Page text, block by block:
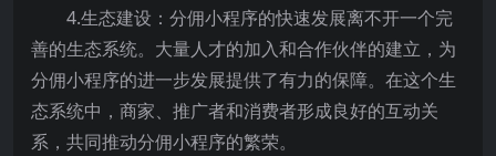
4.生态建设：分佣小程序的快速发展离不开一个完
善的生态系统。大量人才的加入和合作伙伴的建立，为
分佣小程序的进一步发展提供了有力的保障。在这个生
态系统中，商家、推广者和消费者形成良好的互动关
系，共同推动分佣小程序的繁荣。